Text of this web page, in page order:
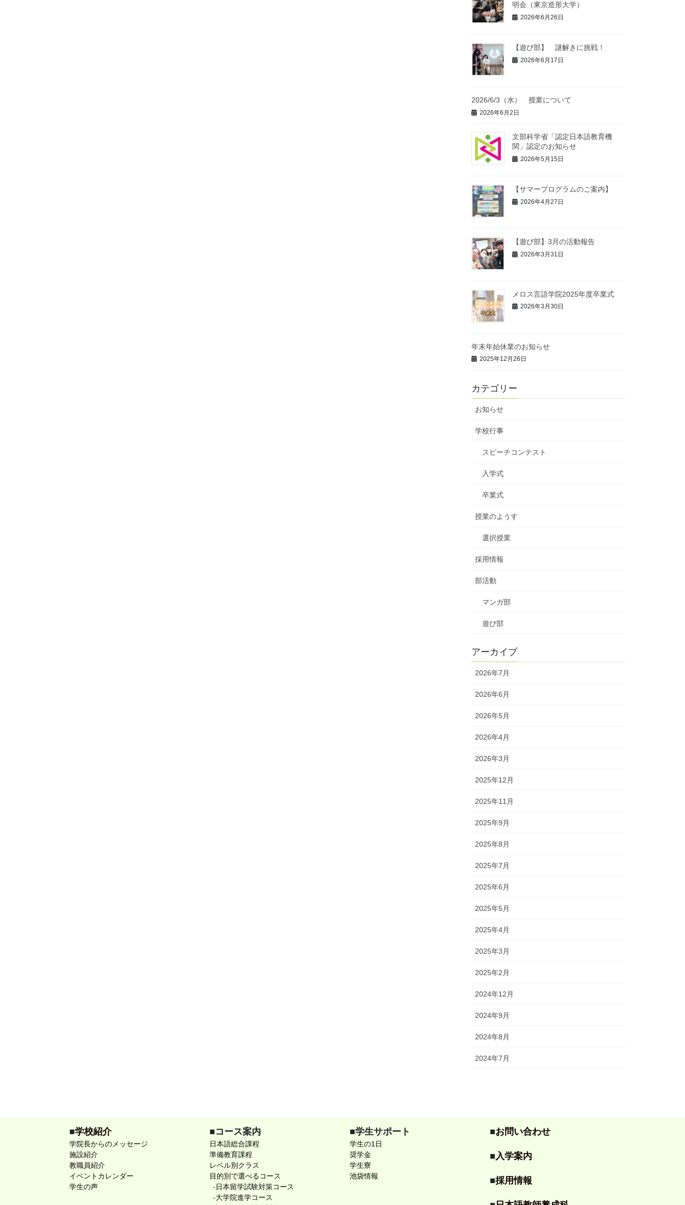
明会（東京造形大学）
2026年6月26日
【遊び部】 謎解きに挑戦！
2026年6月17日
2026/6/3（水） 授業について
2026年6月2日
文部科学省「認定日本語教育機
関」認定のお知らせ
2026年5月15日
【サマープログラムのご案内】
2026年4月27日
【遊び部】3月の活動報告
2026年3月31日
メロス言語学院2025年度卒業式
2026年3月30日
年末年始休業のお知らせ
2025年12月26日
カテゴリー
お知らせ
学校行事
スピーチコンテスト
入学式
卒業式
授業のようす
選択授業
採用情報
部活動
マンガ部
遊び部
アーカイブ
2026年7月
2026年6月
2026年5月
2026年4月
2026年3月
2025年12月
2025年11月
2025年9月
2025年8月
2025年7月
2025年6月
2025年5月
2025年4月
2025年3月
2025年2月
2024年12月
2024年9月
2024年8月
2024年7月
■学校紹介
学院長からのメッセージ
施設紹介
教職員紹介
イベントカレンダー
学生の声
■コース案内
日本語総合課程
準備教育課程
レベル別クラス
目的別で選べるコース
-日本留学試験対策コース
-大学院進学コース
■学生サポート
学生の1日
奨学金
学生寮
池袋情報
■お問い合わせ
■ 入学案内
■採用情報